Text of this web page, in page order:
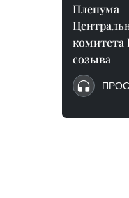
Пленума
комитета
созыва